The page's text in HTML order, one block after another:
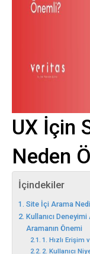
UX İçin
Neden
İçindekiler
Site İçi Arama
Kullanıcı
Aramanın Önemi
1. Hızlı Erişim
2. Kullanıcı